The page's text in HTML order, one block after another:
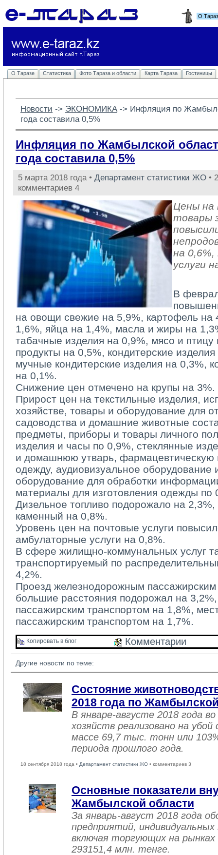
О
О Таразе Статистика Фото Тараза и области Карта Тараза Гостиницы
Новости -> ЭКОНОМИКА -> Инфляция по
года составила 0,5%
Инфляция по Жамбылской
года составила 0,5%
5 марта 2018 года • Департамент статистики ЖО •
комментариев 4
Цены на
товары
на
услуги
В
на овощи свежие на 5,9%, картофель на
1,6%, яйца на 1,4%, масла и жиры на
табачные изделия на 0,9%, мясо и
продукты на 0,5%, кондитерские
мучные кондитерские изделия на 0,3%,
на 0,1%.
Снижение цен отмечено на крупы на 3%.
Прирост цен на текстильные изделия,
хозяйстве, товары и оборудование для
садоводства и домашние животные
предметы, приборы и товары личного
изделия и часы по 0,9%, стеклянные
и домашнюю утварь, фармацевтическую
одежду, аудиовизуальное оборудование
оборудование для обработки
материалы для изготовления одежды по
Дизельное топливо подорожало на
каменный на 0,8%.
Уровень цен на почтовые услуги
амбулаторные услуги на 0,8%.
В сфере жилищно-коммунальных услуг
транспортируемый по
4,2%.
Проезд железнодорожным
большие расстояния подорожал на
пассажирским транспортом на 1,8%,
пассажирским транспортом на 1,7%.
Копировать в блог Комментарии
Другие новости по теме:
Состояние
2018 года по
В январе-августе 2018 года
хозяйств реализовано на
массе 69,7 тыс. тонн или
периода прошлого года.
18 сентября 2018 года • Департамент статистики ЖО • комментариев 3
Основные показатели
Жамбылской области
За январь-август 2018 года
предприятий,
включая торгующих на рынках
293151,4 млн. тенге.